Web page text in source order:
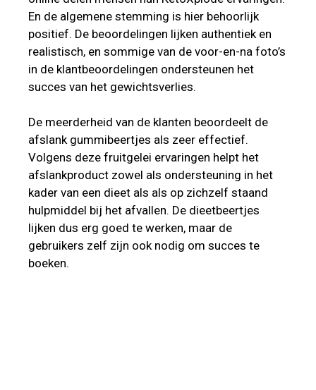
En de algemene stemming is hier behoorlijk
positief. De beoordelingen lijken authentiek en
realistisch, en sommige van de voor-en-na foto’s
in de klantbeoordelingen ondersteunen het
succes van het gewichtsverlies.
De meerderheid van de klanten beoordeelt de
afslank gummibeertjes als zeer effectief.
Volgens deze fruitgelei ervaringen helpt het
afslankproduct zowel als ondersteuning in het
kader van een dieet als als op zichzelf staand
hulpmiddel bij het afvallen. De dieetbeertjes
lijken dus erg goed te werken, maar de
gebruikers zelf zijn ook nodig om succes te
boeken.